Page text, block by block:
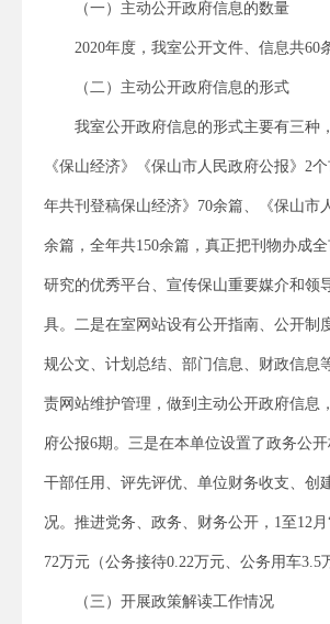
（一）主动公开政府信息的数量
2020年度，我室公开文件、信息共60
（二） 主动公开政府信息的形式
我室公开政府信息的形式主要有三种，
《保山经济》《保山市人民政府公报》 2个
年共刊登稿保山经济》 70余篇、《保山市
余篇，全年共150余篇，真正把刊物办成
研究的优秀平台、宣传保山重要媒介和领
具。二是在室网站设有公开指南、公开制
规公文、计划总结、部门信息、财政信息
责网站维护管理，做到主动公开政府信息，
府公报6期。三是在本单位设置了政务公
干部任用、评先评优、单位财务收支、创
况。 推进党务、政务、财务公开， 1 至 12
72万元（公务接待0.22万元、公务用车3.5
（三）开展政策解读工作情况